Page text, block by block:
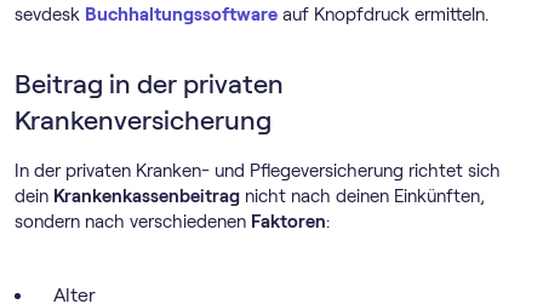
sevdesk Buch­haltungs­software auf Knopfdruck ermitteln.
Beitrag in der privaten
Krankenversicherung
In der privaten Kranken- und Pflegeversicherung richtet sich
dein Krankenkassenbeitrag nicht nach deinen Einkünften,
sondern nach verschiedenen Faktoren:
Alter